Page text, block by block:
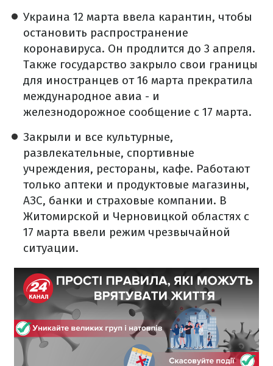
Украина 12 марта ввела карантин, чтобы
остановить распространение
коронавируса. Он продлится до 3 апреля.
Также государство закрыло свои границы
для иностранцев от 16 марта прекратила
международное авиа - и
железнодорожное сообщение с 17 марта.
Закрыли и все культурные,
развлекательные, спортивные
учреждения, рестораны, кафе. Работают
только аптеки и продуктовые магазины,
АЗС, банки и страховые компании. В
Житомирской и Черновицкой областях с
17 марта ввели режим чрезвычайной
ситуации.